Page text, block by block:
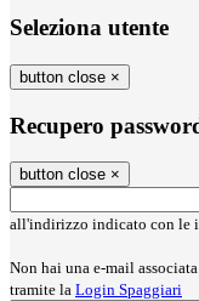
Seleziona utente
button close ×
Recupero
button close ×
all'indirizzo indicato con le
Non hai una e-mail
tramite la Login Spaggiari